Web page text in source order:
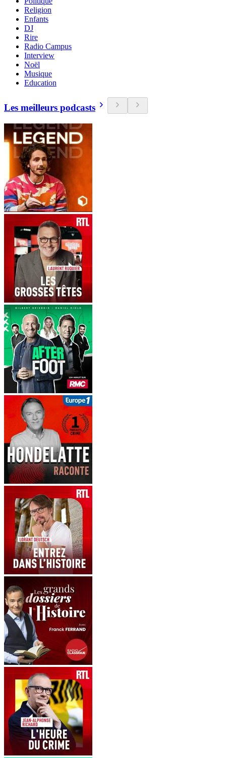
Religion
Enfants
DJ
Rire
Radio Campus
Interview
Noël
Musique
Education
Les meilleurs podcasts